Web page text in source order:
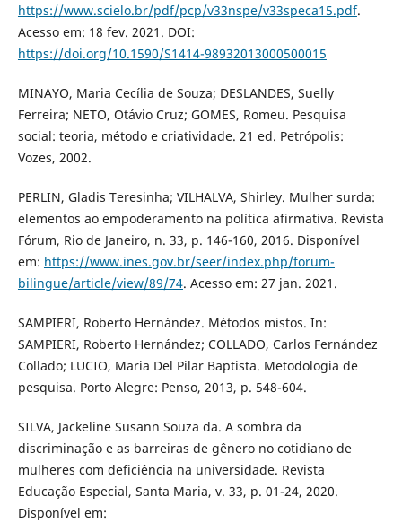
https://www.scielo.br/pdf/pcp/v33nspe/v33speca15.pdf.
Acesso em: 18 fev. 2021. DOI:
https://doi.org/10.1590/S1414-98932013000500015
MINAYO, Maria Cecília de Souza; DESLANDES, Suelly
Ferreira; NETO, Otávio Cruz; GOMES, Romeu. Pesquisa
social: teoria, método e criatividade. 21 ed. Petrópolis:
Vozes, 2002.
PERLIN, Gladis Teresinha; VILHALVA, Shirley. Mulher surda:
elementos ao empoderamento na política afirmativa. Revista
Fórum, Rio de Janeiro, n. 33, p. 146-160, 2016. Disponível
em: https://www.ines.gov.br/seer/index.php/forum-
bilingue/article/view/89/74. Acesso em: 27 jan. 2021.
SAMPIERI, Roberto Hernández. Métodos mistos. In:
SAMPIERI, Roberto Hernández; COLLADO, Carlos Fernández
Collado; LUCIO, Maria Del Pilar Baptista. Metodologia de
pesquisa. Porto Alegre: Penso, 2013, p. 548-604.
SILVA, Jackeline Susann Souza da. A sombra da
discriminação e as barreiras de gênero no cotidiano de
mulheres com deficiência na universidade. Revista
Educação Especial, Santa Maria, v. 33, p. 01-24, 2020.
Disponível em: